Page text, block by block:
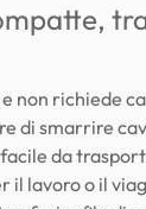
non richiede
di smarrire
da
il lavoro o il